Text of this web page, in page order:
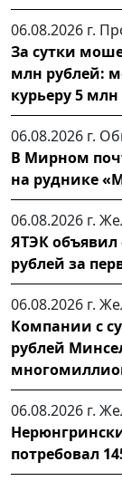
06.08.2026 г.
За сутки
млн рублей:
курьеру 5
06.08.2026 г.
В Мирном
на руднике
06.08.2026 г.
ЯТЭК
рублей за
06.08.2026 г.
Компании с
рублей
06.08.2026 г.
потребовал